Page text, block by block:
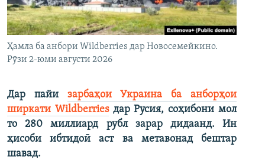
Ҳамла ба анбори Wildberries дар Новосемейкино.
Рӯзи 2-юми августи 2026
Дар пайи зарбаҳои Украина ба анборҳои
ширкати Wildberriesдар Русия, соҳибони мол
то 280 миллиард рубл зарар дидаанд. Ин
ҳисоби ибтидоӣ аст ва метавонад бештар
шавад.